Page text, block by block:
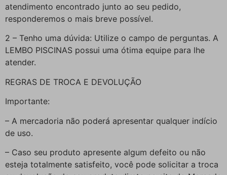
atendimento encontrado junto ao seu pedido,
responderemos o mais breve possível.
2 – Tenho uma dúvida: Utilize o campo de perguntas. A
LEMBO PISCINAS possui uma ótima equipe para lhe
atender.
REGRAS DE TROCA E DEVOLUÇÃO
Importante:
– A mercadoria não poderá apresentar qualquer indício
de uso.
– Caso seu produto apresente algum defeito ou não
esteja totalmente satisfeito, você pode solicitar a troca